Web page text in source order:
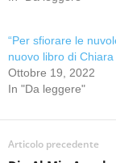
“Per sfiorare le
nuovo libro di
Ottobre 19, 2022
In "Da leggere"
Articolo precedente